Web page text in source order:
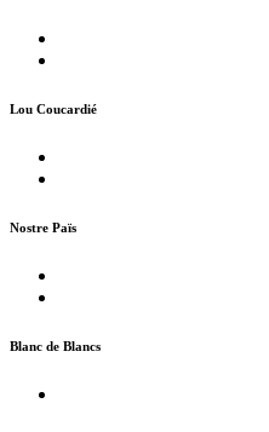
Lou Coucardié
Nostre Païs
Blanc de Blancs